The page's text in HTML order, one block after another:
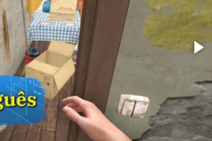
carpas koi.
e materiais de acabamento que
as possibilidades de design
novidades estão azulejos com
e travertino, assim como opções
concreto brilhante.